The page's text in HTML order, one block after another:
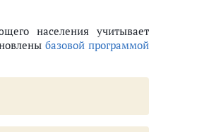
населения учитывает
базовой программой